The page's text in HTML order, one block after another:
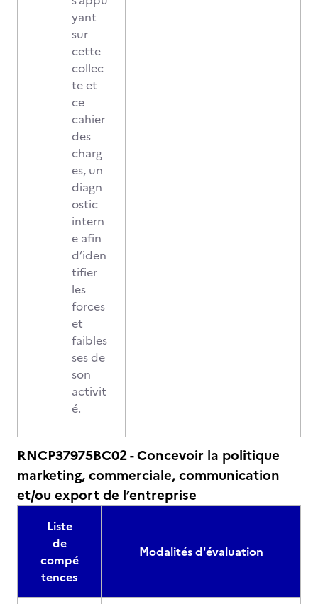
yant
sur
cette
collec
te et
ce
cahier
des
charg
es, un
diagn
ostic
intern
e afin
d’iden
tifier
les
forces
et
faibles
ses de
son
activit
é.
RNCP37975BC02 - Concevoir la politique
marketing, commerciale, communication
et/ou export de l’entreprise
Liste
de
compé
tences
Modalités d'évaluation